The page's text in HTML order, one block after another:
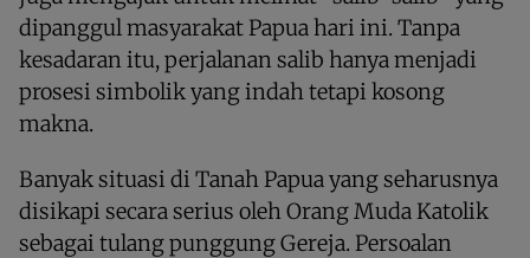
dipanggul masyarakat Papua hari ini. Tanpa
kesadaran itu, perjalanan salib hanya menjadi
prosesi simbolik yang indah tetapi kosong
makna.
Banyak situasi di Tanah Papua yang seharusnya
disikapi secara serius oleh Orang Muda Katolik
sebagai tulang punggung Gereja. Persoalan